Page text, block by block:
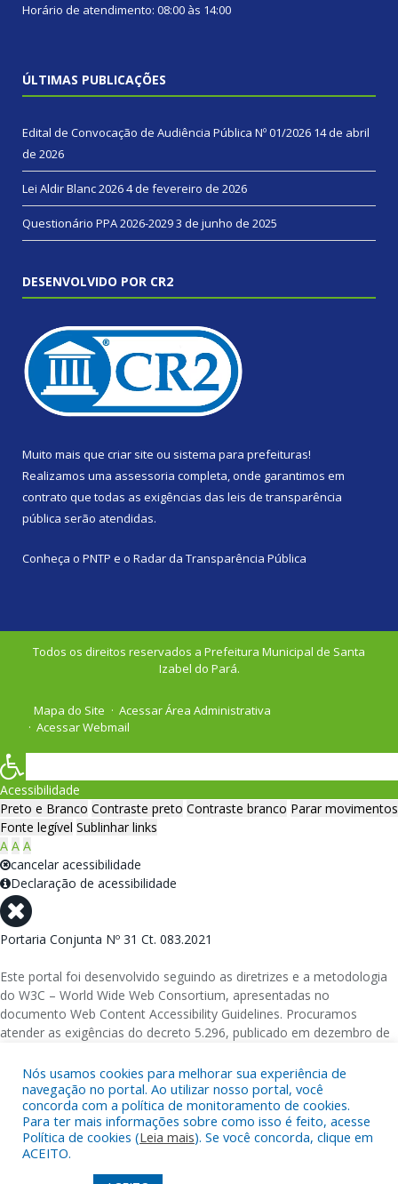
Horário de atendimento: 08:00 às 14:00
ÚLTIMAS PUBLICAÇÕES
Edital de Convocação de Audiência Pública Nº 01/2026 14 de abril
de 2026
Lei Aldir Blanc 20264 de fevereiro de 2026
Questionário PPA 2026-20293 de junho de 2025
DESENVOLVIDO POR CR2
Muito mais que criar site ou sistema para prefeituras!
Realizamos uma assessoria completa, onde garantimos em
contrato que todas as exigências das leis de transparência
pública serão atendidas.
Conheça o PNTP e o Radar da Transparência Pública
Todos os direitos reservados a Prefeitura Municipal de Santa
Izabel do Pará.
Mapa do Site
Acessar Área Administrativa
Acessar Webmail
Nós usamos cookies para melhorar sua experiência de
navegação no portal. Ao utilizar nosso portal, você
concorda com a política de monitoramento de cookies.
Para ter mais informações sobre como isso é feito, acesse
Política de cookies (Leia mais). Se você concorda, clique em
ACEITO.
Acessibilidade
Preto e Branco Contraste preto Contraste branco Parar movimentos
Fonte legível Sublinhar links
A A A
cancelar acessibilidade
Declaração de acessibilidade
Portaria Conjunta Nº 31 Ct. 083.2021
Este portal foi desenvolvido seguindo as diretrizes e a metodologia
do W3C – World Wide Web Consortium, apresentadas no
documento Web Content Accessibility Guidelines. Procuramos
atender as exigências do decreto 5.296, publicado em dezembro de
eletrônicos da administração pública na rede mundial de
computadores para o uso das pessoas com necessidades especiais,
garantindo-lhes o pleno acesso aos conteúdos disponíveis.
Além de validações automáticas, foram realizados testes em
diversos navegadores e através do utilitário de acesso a Internet do